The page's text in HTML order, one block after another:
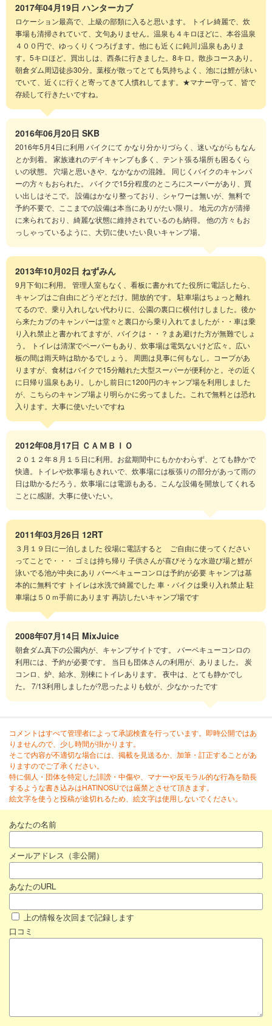
2017年04月19日 ハンターカブ
ロケーション最高で、上級の部類に入ると思います。 トイレ綺麗で、炊
事場も清掃されていて、文句ありません。温泉も４キロほどに、本谷温泉
４００円で、ゆっくりくつろげます。他にも近くに鈍川｣温泉もありま
す。5キロほど。買出しは、西条に行きました。8キロ。散歩コースあり。
朝倉ダム周辺徒歩30分。葉桜が散ってとても気持ちよく、池には鯉が泳い
でいて、近くに行くと寄ってきて人慣れしてます。★マナー守って、皆で
存続して行きたいですね。
2016年06月20日 SKB
2016年5月4日に利用 バイクにて かなり分かりづらく、迷いながらもなん
とか到着。 家族連れのデイキャンプも多く、テント張る場所も困るくら
いの状態。 穴場と思いきや、なかなかの混雑。 同じくバイクのキャンパ
ーの方々もおられた。 バイクで15分程度のところにスーパーがあり、買
い出しはそこで。 設備はかなり整っており、シャワーは無いが、無料で
予約不要で、ここまでの設備は本当にありがたい限り。 地元の方が清掃
に来られており、綺麗な状態に維持されているのも納得。 他の方々もお
っしゃっているように、大切に使いたい良いキャンプ場。
2013年10月02日 ねずみん
9月下旬に利用。 管理人室もなく、看板に書かれてた役所に電話したら、
キャンプはご自由にどうぞとだけ。開放的です。 駐車場はちょっと離れ
てるので、乗り入れしない代わりに、公園の裏口に横付けしました。後か
ら来たカブのキャンパーは堂々と裏口から乗り入れてましたが・・車は乗
り入れ禁止と書かれてますが、バイクは・・？まあ避けた方が無難でしょ
う。 トイレは清潔でペーパーもあり、炊事場は電気ないけど広々。広い
板の間は雨天時は助かるでしょう。 周囲は見事に何もなし。コープがあ
りますが、食材はバイクで15分離れた大型スーパーが便利かと。その近く
に日帰り温泉もあり。しかし前日に1200円のキャンプ場を利用しました
が、こちらのキャンプ場より明らかに劣ってました。これで無料とは恐れ
入ります。大事に使いたいですね
2012年08月17日 ＣＡＭＢＩＯ
２０１２年８月１５日に利用。お盆期間中にもかかわらず、とても静かで
快適。トイレや炊事場もきれいで、炊事場には板張りの部分があって雨の
日は助かるだろう。炊事場には電源もある。こんな設備を開放してくれる
ことに感謝。大事に使いたい。
2011年03月26日 12RT
３月１９日に一泊しました 役場に電話すると ご自由に使ってください
ってことで・・・ ゴミは持ち帰り 子供さんが喜びそうな水遊び場と鯉が
泳いでる池が中央にあり バーベキューコンロは予約が必要 キャンプは基
本的に無料です トイレは水洗で綺麗でした 車・バイクは乗り入れ禁止 駐
車場は５０ｍ手前にあります 再訪したいキャンプ場です
2008年07月14日 MixJuice
朝倉ダム真下の公園内が、キャンプサイトです。 バーベキューコンロの
利用には、予約が必要です。 当日も団体さんの利用が、ありました。 炭
コンロ、炉、給水、別棟にトイレあります。 夜中は、とても静かでし
た。 7/13利用しましたが?思ったよりも蚊が、少なかったです
コメントはすべて管理者によって承認検査を行っています。即時公開ではあ
りませんので、少し時間が掛かります。
そこで内容が不適切な場合には、掲載を見送るか、加筆・訂正することがあ
りますのでご了承ください。
特に個人・団体を特定した誹謗・中傷や、マナーや反モラル的な行為を助長
するような書き込みはHATINOSUでは厳禁とさせて頂きます。
絵文字を使うと投稿が途切れるため、絵文字は使用しないでください。
あなたの名前
メールアドレス（非公開）
あなたのURL
上の情報を次回まで記録します
口コミ